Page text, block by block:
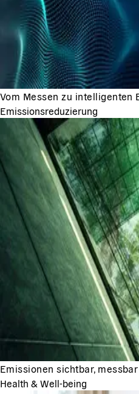
Vom Messen zu intelligenten
Emissionsreduzierung
Emissionen sichtbar,
Health & Well-being